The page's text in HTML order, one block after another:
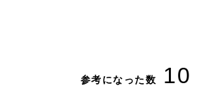
参考になった数 10